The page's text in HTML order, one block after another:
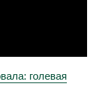
голевая